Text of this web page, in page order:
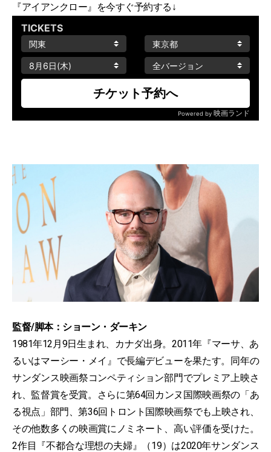
『アイアンクロー』を今すぐ予約する↓
監督/脚本：ショーン・ダーキン
1981年12月9日生まれ、カナダ出身。2011年『マーサ、あ
るいはマーシー・メイ』で長編デビューを果たす。同年の
サンダンス映画祭コンペティション部門でプレミア上映さ
れ、監督賞を受賞。さらに第64回カンヌ国際映画祭の「あ
る視点」部門、第36回トロント国際映画祭でも上映され、
その他数多くの映画賞にノミネート、高い評価を受けた。
2作目『不都合な理想の夫婦』（19）は2020年サンダンス